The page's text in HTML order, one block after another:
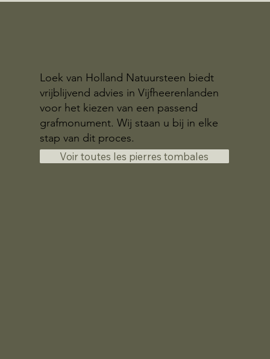
Loek van Holland Natuursteen biedt
vrijblijvend advies in Vijfheerenlanden
voor het kiezen van een passend
grafmonument. Wij staan u bij in elke
stap van dit proces.
Voir toutes les pierres tombales